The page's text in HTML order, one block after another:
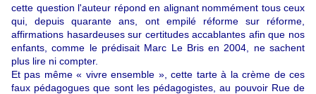
cette question l'auteur répond en alignant nommément tous ceux
qui, depuis quarante ans, ont empilé réforme sur réforme,
affirmations hasardeuses sur certitudes accablantes afin que nos
enfants, comme le prédisait Marc Le Bris en 2004, ne sachent
plus lire ni compter.
Et pas même « vivre ensemble », cette tarte à la crème de ces
faux pédagogues que sont les pédagogistes, au pouvoir Rue de